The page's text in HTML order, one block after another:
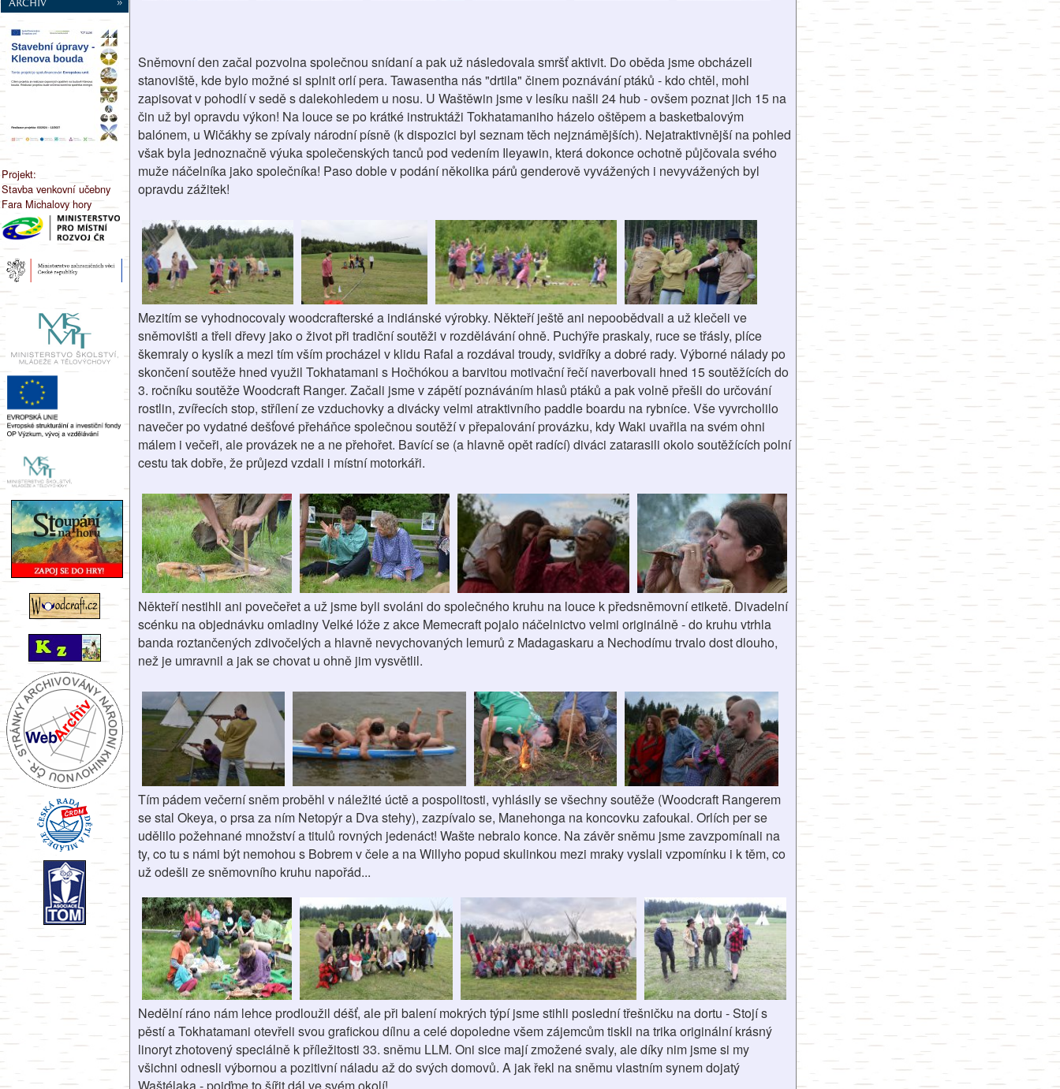
Projekt:
Stavba venkovní učebny
Fara Michalovy hory
Sněmovní den začal pozvolna společnou snídaní a pak už následovala smršť aktivit. Do oběda jsme obcházeli
stanoviště, kde bylo možné si splnit orlí pera. Tawasentha nás "drtila" činem poznávání ptáků - kdo chtěl, mohl
zapisovat v pohodlí v sedě s dalekohledem u nosu. U Waštěwin jsme v lesíku našli 24 hub - ovšem poznat jich 15 na
čin už byl opravdu výkon! Na louce se po krátké instruktáži Tokhatamaniho házelo oštěpem a basketbalovým
balónem, u Wičákhy se zpívaly národní písně (k dispozici byl seznam těch nejznámějších). Nejatraktivnější na pohled
však byla jednoznačně výuka společenských tanců pod vedením Ileyawin, která dokonce ochotně půjčovala svého
muže náčelníka jako společníka! Paso doble v podání několika párů genderově vyvážených i nevyvážených byl
opravdu zážitek!
Mezitím se vyhodnocovaly woodcrafterské a indiánské výrobky. Někteří ještě ani nepoobědvali a už klečeli ve
sněmovišti a třeli dřevy jako o život při tradiční soutěži v rozdělávání ohně. Puchýře praskaly, ruce se třásly, plíce
škemraly o kyslík a mezi tím vším procházel v klidu Rafal a rozdával troudy, svidříky a dobré rady. Výborné nálady po
skončení soutěže hned využil Tokhatamani s Hočhókou a barvitou motivační řečí naverbovali hned 15 soutěžících do
3. ročníku soutěže Woodcraft Ranger. Začali jsme v zápětí poznáváním hlasů ptáků a pak volně přešli do určování
rostlin, zvířecích stop, střílení ze vzduchovky a divácky velmi atraktivního paddle boardu na rybníce. Vše vyvrcholilo
navečer po vydatné dešťové přeháňce společnou soutěží v přepalování provázku, kdy Waki uvařila na svém ohni
málem i večeři, ale provázek ne a ne přehořet. Bavící se (a hlavně opět radící) diváci zatarasili okolo soutěžících polní
cestu tak dobře, že průjezd vzdali i místní motorkáři.
Někteří nestihli ani povečeřet a už jsme byli svoláni do společného kruhu na louce k předsněmovní etiketě. Divadelní
scénku na objednávku omladiny Velké lóže z akce Memecraft pojalo náčelnictvo velmi originálně - do kruhu vtrhla
banda roztančených zdivočelých a hlavně nevychovaných lemurů z Madagaskaru a Nechodímu trvalo dost dlouho,
než je umravnil a jak se chovat u ohně jim vysvětlil.
Tím pádem večerní sněm proběhl v náležité úctě a pospolitosti, vyhlásily se všechny soutěže (Woodcraft Rangerem
se stal Okeya, o prsa za ním Netopýr a Dva stehy), zazpívalo se, Manehonga na koncovku zafoukal. Orlích per se
udělilo požehnané množství a titulů rovných jedenáct! Wašte nebralo konce. Na závěr sněmu jsme zavzpomínali na
ty, co tu s námi být nemohou s Bobrem v čele a na Willyho popud skulinkou mezi mraky vyslali vzpomínku i k těm, co
už odešli ze sněmovního kruhu napořád...
Nedělní ráno nám lehce prodloužil déšť, ale při balení mokrých týpí jsme stihli poslední třešničku na dortu - Stojí s
pěstí a Tokhatamani otevřeli svou grafickou dílnu a celé dopoledne všem zájemcům tiskli na trika originální krásný
linoryt zhotovený speciálně k příležitosti 33. sněmu LLM. Oni sice mají zmožené svaly, ale díky nim jsme si my
všichni odnesli výbornou a pozitivní náladu až do svých domovů. A jak řekl na sněmu vlastním synem dojatý